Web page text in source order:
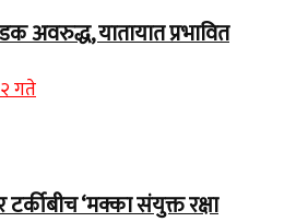
अवरुद्ध, यातायात प्रभावित
गते
‘मक्का संयुक्त रक्षा